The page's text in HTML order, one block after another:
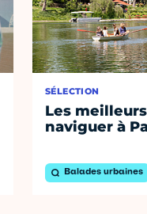
SÉLECTION
Les
naviguer à
Balades urbaines